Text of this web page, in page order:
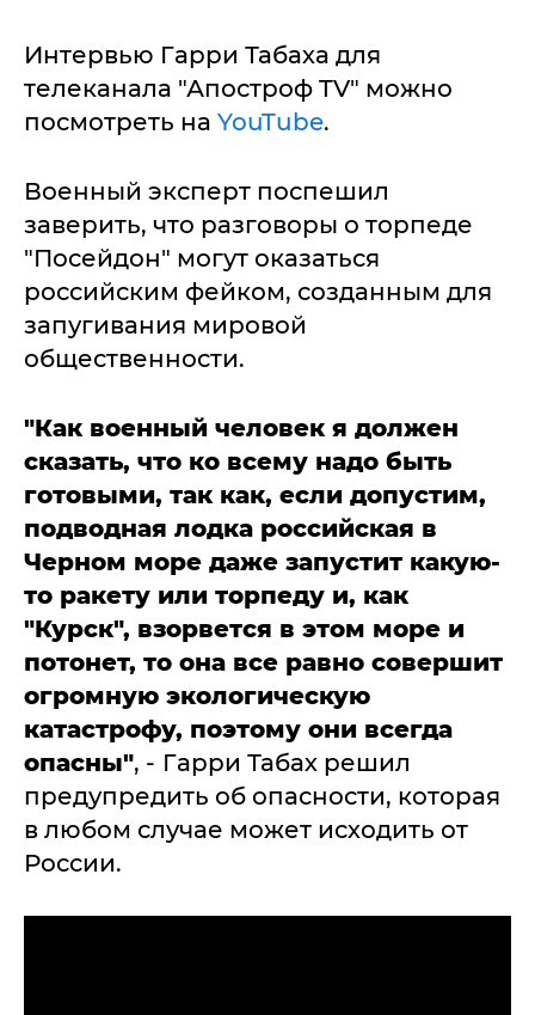
Интервью Гарри Табаха для
телеканала "Апостроф TV" можно
посмотреть на YouTube.
Военный эксперт поспешил
заверить, что разговоры о торпеде
"Посейдон" могут оказаться
российским фейком, созданным для
запугивания мировой
общественности.
"Как военный человек я должен
сказать, что ко всему надо быть
готовыми, так как, если допустим,
подводная лодка российская в
Черном море даже запустит какую-
то ракету или торпеду и, как
"Курск", взорвется в этом море и
потонет, то она все равно совершит
огромную экологическую
катастрофу, поэтому они всегда
опасны", - Гарри Табах решил
предупредить об опасности, которая
в любом случае может исходить от
России.